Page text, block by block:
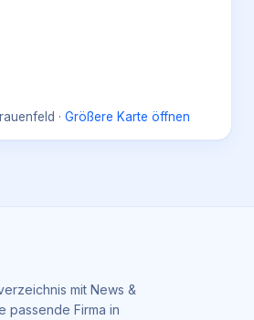
· Größere Karte öffnen
mit News &
passende Firma in